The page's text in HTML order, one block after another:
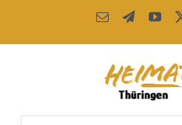
springen
E-
Telegram